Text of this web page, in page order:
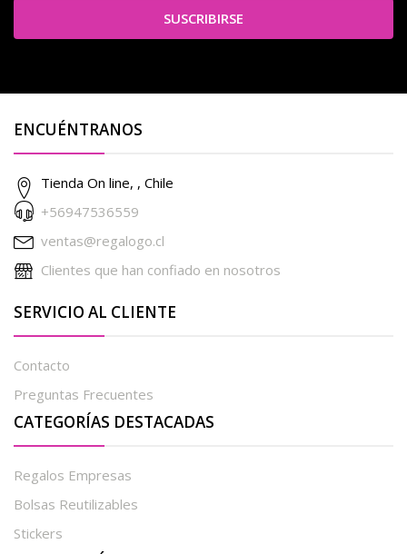
SUSCRIBIRSE
ENCUÉNTRANOS
Tienda On line, , Chile
+56947536559
ventas@regalogo.cl
Clientes que han confiado en nosotros
SERVICIO AL CLIENTE
Contacto
Preguntas Frecuentes
CATEGORÍAS DESTACADAS
Regalos Empresas
Bolsas Reutilizables
Stickers